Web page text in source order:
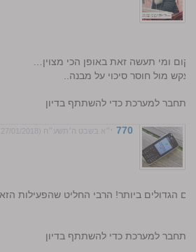
ומי תעשה זאת באופן הכי מצוין…
מול חוסר סיכוי על מבנה..
התחבר למערכת כדי להשתתף בדיון
770 י״א בשבט ה׳תשע״ח (27/01/2018) בשעה 19:38
הגדולים ביותר! הרבי החליט שהפעילות
התחבר למערכת כדי להשתתף בדיון